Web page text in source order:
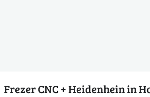
Frezer CNC + Heidenhein in